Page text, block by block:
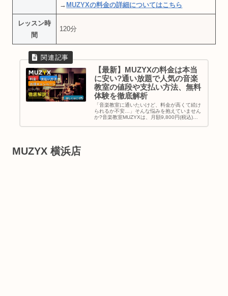
→ MUZYXの料金の詳細についてはこちら
レッスン時
間
120分
【最新】MUZYXの料金は本当
に安い?通い放題で人気の音楽
教室の値段や支払い方法、無料
体験を徹底解析
「音楽教室に通いたいけど、料金が高くて続け
られるか不安…」そんな悩みを抱えていません
か?音楽教室MUZYXは、月額9,800円(税込)か
MUZYX 横浜店